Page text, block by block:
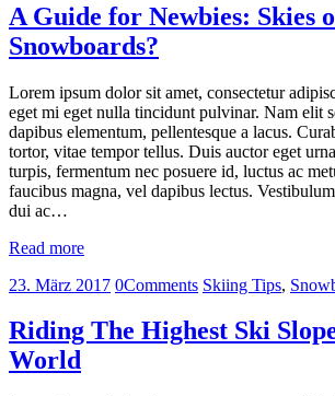
A Guide for Newbies: Skies
Snowboards?
Lorem ipsum dolor sit amet, consectetur
eget mi eget nulla tincidunt pulvinar. Nam elit
dapibus elementum, pellentesque a lacus.
tortor, vitae tempor tellus. Duis auctor eget
turpis, fermentum nec posuere id, luctus ac
faucibus magna, vel dapibus lectus.
dui ac…
Read more
23. März 2017 0Comments Skiing Tips,
Riding The Highest Ski
World